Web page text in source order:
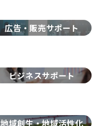
広告・ 販売サポート
ビジネスサポート
地域創生・地域活性化